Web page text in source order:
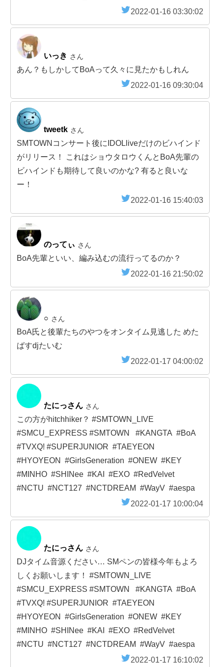
2022-01-16 03:30:02
いっき さん
あん？もしかしてBoAって久々に見たかもしれん
2022-01-16 09:30:04
tweetk さん
SMTOWNコンサート後にIDOLliveだけのビハインド
がリリース！ これはショウタロウくんとBoA先輩の
ビハインドも期待して良いのかな? 有ると良いな
ー！
2022-01-16 15:40:03
のってぃ さん
BoA先輩といい、編み込むの流行ってるのか？
2022-01-16 21:50:02
○ さん
BoA氏と後輩たちのやつをオンタイム見逃した めた
ばすdjたいむ
2022-01-17 04:00:02
たにっさん さん
この方がhitchhiker？ #SMTOWN_LIVE
#SMCU_EXPRESS #SMTOWN #KANGTA #BoA
#TVXQ! #SUPERJUNIOR #TAEYEON
#HYOYEON #GirlsGeneration #ONEW #KEY
#MINHO #SHINee #KAI #EXO #RedVelvet
#NCTU #NCT127 #NCTDREAM #WayV #aespa
2022-01-17 10:00:04
たにっさん さん
DJタイム音源ください… SMペンの皆様今年もよろ
しくお願いします！ #SMTOWN_LIVE
#SMCU_EXPRESS #SMTOWN #KANGTA #BoA
#TVXQ! #SUPERJUNIOR #TAEYEON
#HYOYEON #GirlsGeneration #ONEW #KEY
#MINHO #SHINee #KAI #EXO #RedVelvet
#NCTU #NCT127 #NCTDREAM #WayV #aespa
2022-01-17 16:10:02